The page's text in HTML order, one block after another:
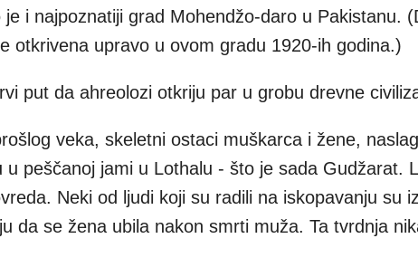
je i najpoznatiji grad Mohendžo-daro u Pakistanu.
otkrivena upravo u ovom gradu 1920-ih godina.)
put da ahreolozi otkriju par u grobu drevne
veka, skeletni ostaci muškarca i žene,
u peščanoj jami u Lothalu - što je sada Gudžarat.
Neki od ljudi koji su radili na iskopavanju su
da se žena ubila nakon smrti muža. Ta tvrdnja